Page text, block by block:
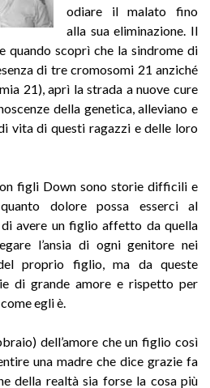
odiare il malato fino
alla sua eliminazione. Il
quando scoprì che la sindrome di
di tre cromosomi 21 anziché
21), aprì la strada a nuove cure
della genetica, alleviano e
vita di questi ragazzi e delle loro
figli Down sono storie difficili e
dolore possa esserci al
avere un figlio affetto da quella
l’ansia di ogni genitore nei
proprio figlio, ma da queste
di grande amore e rispetto per
egli è.
dell’amore che un figlio così
una madre che dice grazie fa
della realtà sia forse la cosa più